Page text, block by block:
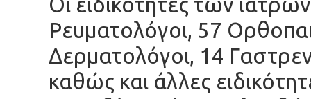
Ρευματολόγοι, 57
Δερματολόγοι, 14
καθώς και άλλες